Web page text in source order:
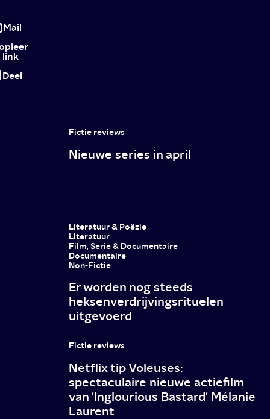
The
Royal
Hotel:
na
vriendinnen
Mail
link
Deel
Fictie reviews
Nieuwe series in april
Literatuur & Poëzie
Literatuur
Film, Serie & Documentaire
Documentaire
Non-Fictie
Er worden nog steeds
heksenverdrijvingsrituelen
uitgevoerd
Fictie reviews
Netflix tip Voleuses:
spectaculaire nieuwe actiefilm
van 'Inglourious Bastard' Mélanie
Laurent